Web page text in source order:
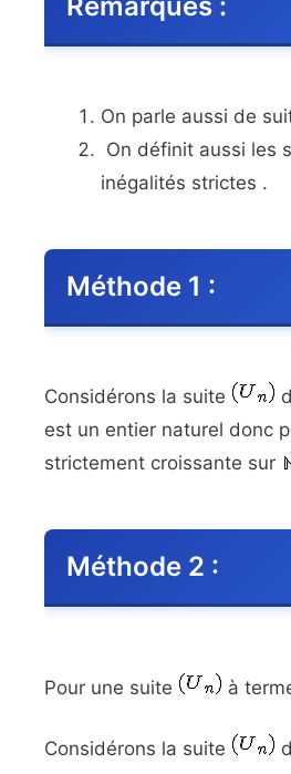
On parle aussi de
On définit aussi les
inégalités strictes .
Méthode 1 :
Considérons la suite
est un entier naturel donc
strictement croissante sur
Méthode 2 :
Pour une suite à
Considérons la suite